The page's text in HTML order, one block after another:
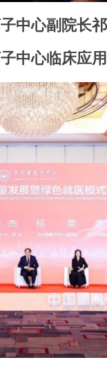
中心副院长
中心临床应